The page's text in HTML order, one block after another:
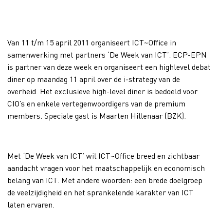
Van 11 t/m 15 april 2011 organiseert ICT~Office in
samenwerking met partners ‘De Week van ICT’. ECP-EPN
is partner van deze week en organiseert een highlevel debat
diner op maandag 11 april over de i-strategy van de
overheid. Het exclusieve high-level diner is bedoeld voor
CIO’s en enkele vertegenwoordigers van de premium
members. Speciale gast is Maarten Hillenaar (BZK).
Met ‘De Week van ICT’ wil ICT~Office breed en zichtbaar
aandacht vragen voor het maatschappelijk en economisch
belang van ICT. Met andere woorden: een brede doelgroep
de veelzijdigheid en het sprankelende karakter van ICT
laten ervaren.